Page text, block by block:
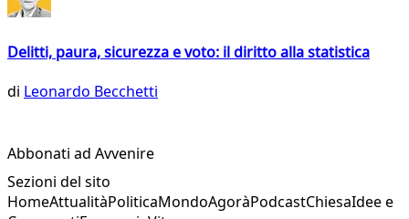
Delitti, paura, sicurezza e voto: il diritto alla statistica
di Leonardo Becchetti
Abbonati ad Avvenire
Sezioni del sito
HomeAttualitàPoliticaMondoAgoràPodcastChiesaIdee e